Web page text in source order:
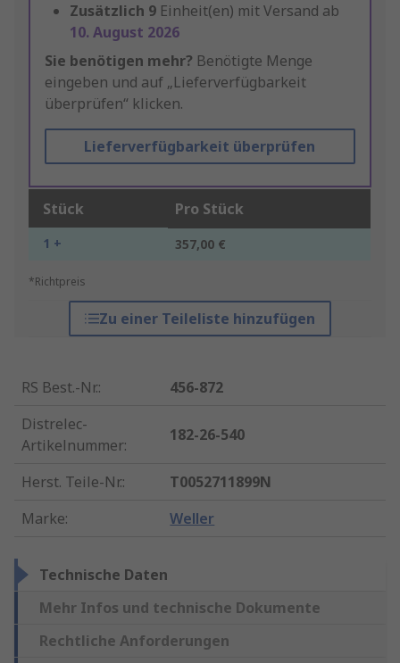
Zusätzlich 9 Einheit(en) mit Versand ab
10. August 2026
Sie benötigen mehr? Benötigte Menge
eingeben und auf „Lieferverfügbarkeit
überprüfen“ klicken.
Lieferverfügbarkeit überprüfen
Stück Pro Stück
1 + 357,00 €
*Richtpreis
Zu einer Teileliste hinzufügen
RS Best.-Nr.:
456-872
Distrelec-
Artikelnummer:
182-26-540
Herst. Teile-Nr.:
T0052711899N
Marke: Weller
Technische Daten
Mehr Infos und technische Dokumente
Rechtliche Anforderungen